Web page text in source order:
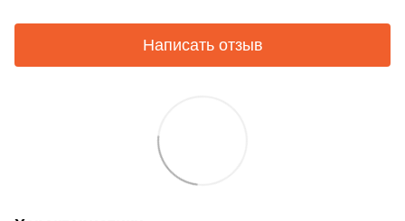
Написать отзыв